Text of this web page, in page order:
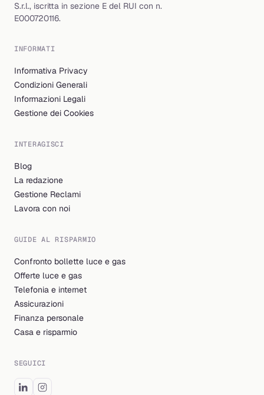
S.r.l., iscritta in sezione E del RUI con n.
E000720116.
INFORMATI
Informativa Privacy
Condizioni Generali
Informazioni Legali
Gestione dei Cookies
INTERAGISCI
Blog
La redazione
Gestione Reclami
Lavora con noi
GUIDE AL RISPARMIO
Confronto bollette luce e gas
Offerte luce e gas
Telefonia e internet
Assicurazioni
Finanza personale
Casa e risparmio
SEGUICI